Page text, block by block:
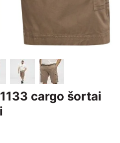
cargo šortai